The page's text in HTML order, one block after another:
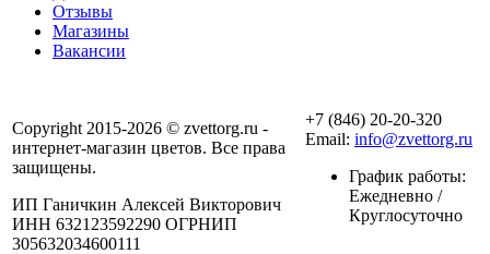
Отзывы
Магазины
Вакансии
Copyright 2015-2026 © zvettorg.ru -
интернет-магазин цветов. Все права
защищены.
ИП Ганичкин Алексей Викторович
ИНН 632123592290 ОГРНИП
305632034600111
+7 (846) 20-20-320
Email: info@zvettorg.ru
График работы:
Ежедневно /
Круглосуточно